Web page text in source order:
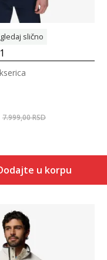
slično
1
7.999,00RSD
u korpu